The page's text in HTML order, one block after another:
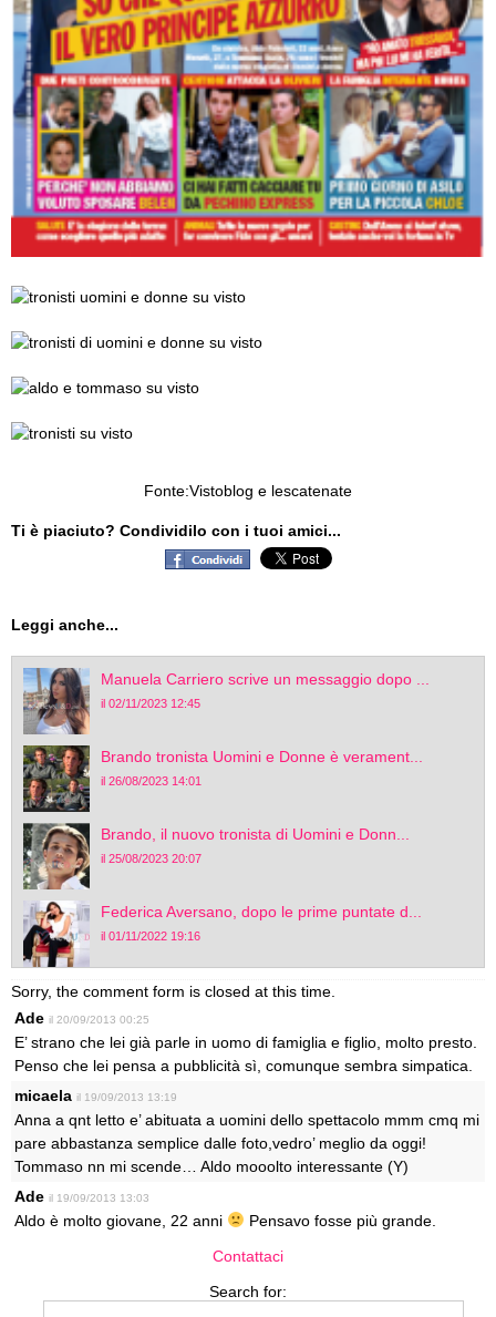
Fonte:Vistoblog e lescatenate
Ti è piaciuto? Condividilo con i tuoi amici...
Leggi anche...
Manuela Carriero scrive un messaggio dopo ...
il 02/11/2023 12:45
Brando tronista Uomini e Donne è verament...
il 26/08/2023 14:01
Brando, il nuovo tronista di Uomini e Donn...
il 25/08/2023 20:07
Federica Aversano, dopo le prime puntate d...
il 01/11/2022 19:16
Sorry, the comment form is closed at this time.
Ade il 20/09/2013 00:25
E’ strano che lei già parle in uomo di famiglia e figlio, molto presto.
Penso che lei pensa a pubblicità sì, comunque sembra simpatica.
micaela il 19/09/2013 13:19
Anna a qnt letto e’ abituata a uomini dello spettacolo mmm cmq mi
pare abbastanza semplice dalle foto,vedro’ meglio da oggi!
Tommaso nn mi scende… Aldo mooolto interessante (Y)
Ade il 19/09/2013 13:03
Aldo è molto giovane, 22 anni
Pensavo fosse più grande.
Contattaci
Search for: